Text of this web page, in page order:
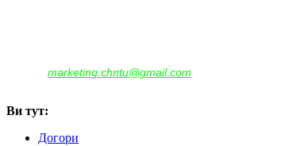
marketing.chntu@gmail.com
Ви тут:
Догори